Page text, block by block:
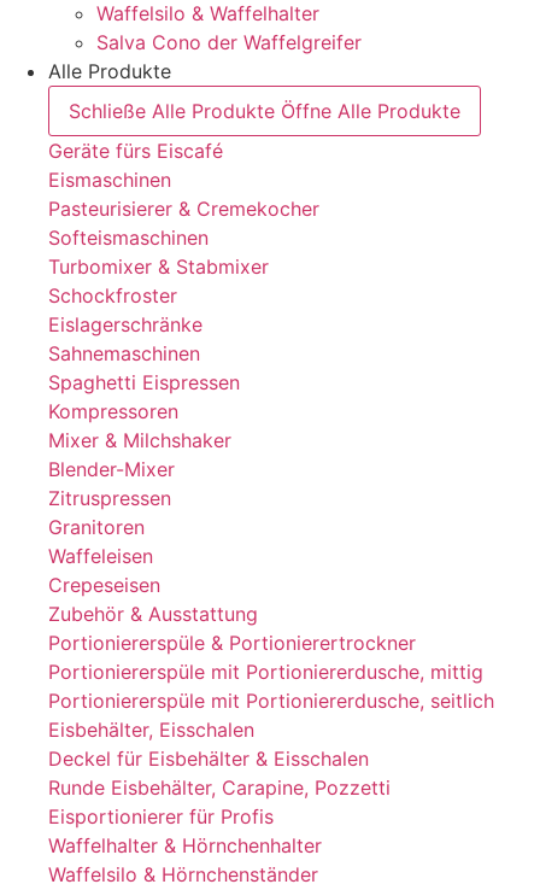
Waffelsilo & Waffelhalter
Salva Cono der Waffelgreifer
Alle Produkte
Schließe Alle Produkte Öffne Alle Produkte
Geräte fürs Eiscafé
Eismaschinen
Pasteurisierer & Cremekocher
Softeismaschinen
Turbomixer & Stabmixer
Schockfroster
Eislagerschränke
Sahnemaschinen
Spaghetti Eispressen
Kompressoren
Mixer & Milchshaker
Blender-Mixer
Zitruspressen
Granitoren
Waffeleisen
Crepeseisen
Zubehör & Ausstattung
Portioniererspüle & Portionierertrockner
Portioniererspüle mit Portioniererdusche, mittig
Portioniererspüle mit Portioniererdusche, seitlich
Eisbehälter, Eisschalen
Deckel für Eisbehälter & Eisschalen
Runde Eisbehälter, Carapine, Pozzetti
Eisportionierer für Profis
Waffelhalter & Hörnchenhalter
Waffelsilo & Hörnchenständer